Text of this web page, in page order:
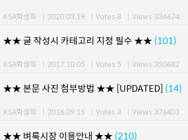
KSA학생회 | 2020.03.19 | Votes 8 | Views 334674
★★ 글 작성시 카테고리 지정 필수 ★★ (101)
KSA학생회 | 2017.10.05 | Votes 5 | Views 350682
★★ 본문 사진 첨부방법 ★★ [UPDATED] (14)
KSA학생회 | 2016.09.15 | Votes 4 | Views 376403
★★ 벼룩시장 이용안내 ★★ (210)